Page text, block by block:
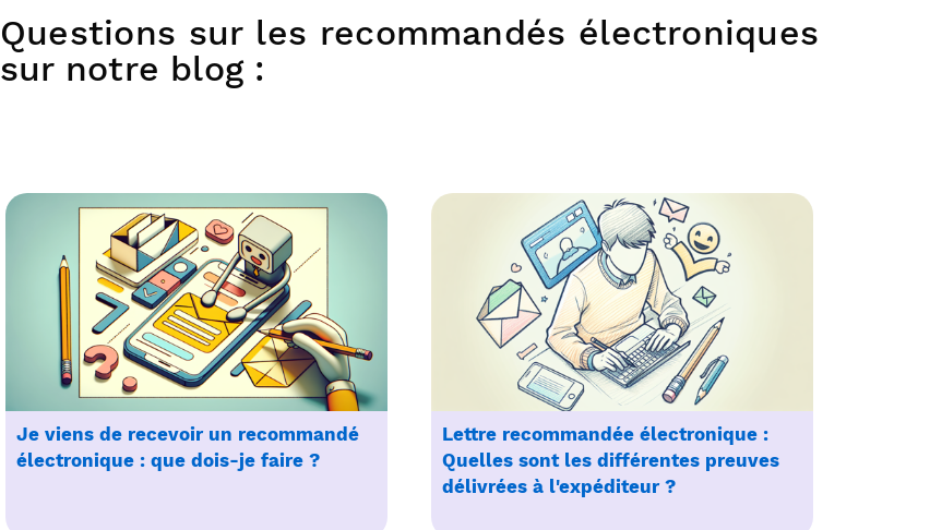
Questions sur les recommandés électroniques
sur notre blog :
Je viens de recevoir un recommandé
électronique : que dois-je faire ?
Lettre recommandée électronique :
Quelles sont les différentes preuves
délivrées à l'expéditeur ?